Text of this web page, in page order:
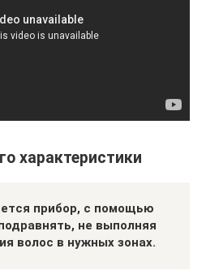
характеристики
прибор, с помощью
не выполняя
волос в нужных зонах.